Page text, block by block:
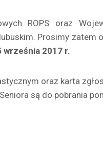
ROPS oraz
Prosimy zatem
września 2017 r.
oraz karta
są do pobrania